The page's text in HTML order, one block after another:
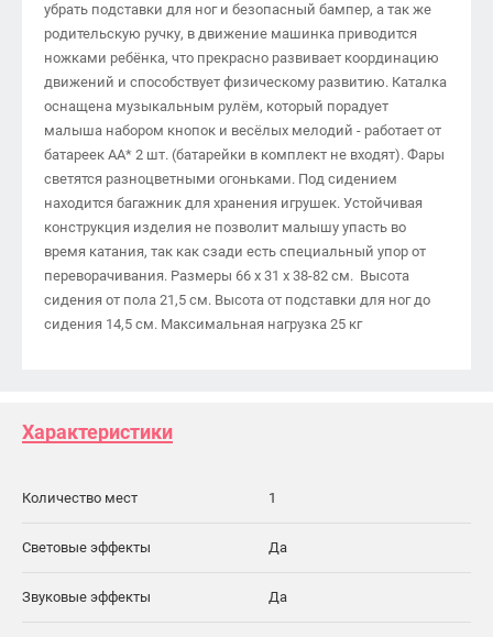
убрать подставки для ног и безопасный бампер, а так же
родительскую ручку, в движение машинка приводится
ножками ребёнка, что прекрасно развивает координацию
движений и способствует физическому развитию. Каталка
оснащена музыкальным рулём, который порадует
малыша набором кнопок и весёлых мелодий - работает от
батареек АА* 2 шт. (батарейки в комплект не входят). Фары
светятся разноцветными огоньками. Под сидением
находится багажник для хранения игрушек. Устойчивая
конструкция изделия не позволит малышу упасть во
время катания, так как сзади есть специальный упор от
переворачивания. Размеры 66 х 31 х 38-82 см. Высота
сидения от пола 21,5 см. Высота от подставки для ног до
сидения 14,5 см. Максимальная нагрузка 25 кг
Характеристики
Количество мест 1
Световые эффекты Да
Звуковые эффекты Да